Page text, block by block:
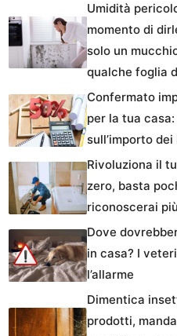
Umidità
momento di
solo un
qualche foglia
Confermato
per la tua
sull’importo
Rivoluziona il
zero, basta
riconoscerai più
Dove
in casa? I
l’allarme
Dimentica
prodotti,